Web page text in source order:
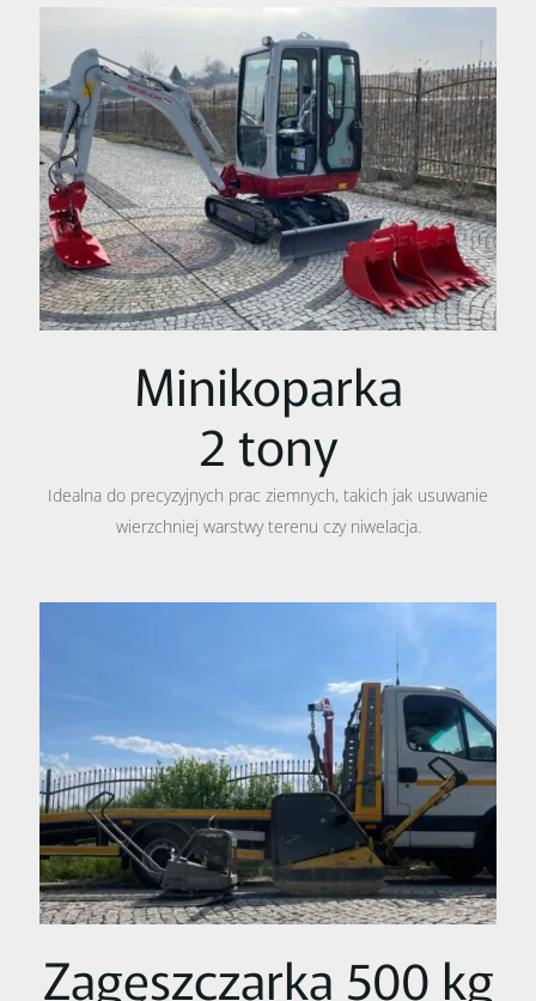
Minikoparka
2 tony
Idealna do precyzyjnych prac ziemnych, takich jak usuwanie
wierzchniej warstwy terenu czy niwelacja.
Zagęszczarka 500 kg